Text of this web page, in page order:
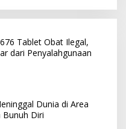
Tablet Obat Ilegal,
dari Penyalahgunaan
Dunia di Area
Bunuh Diri